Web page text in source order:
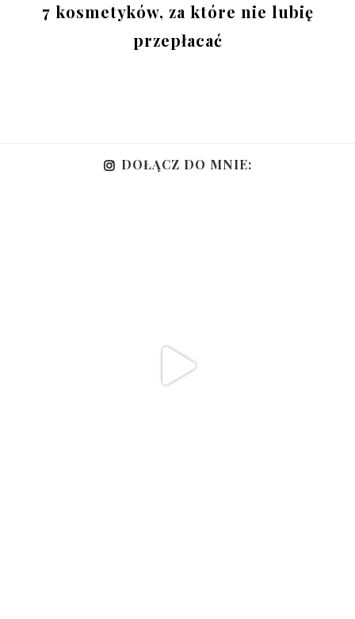
7 kosmetyków, za które nie lubię
przepłacać
DOŁĄCZ DO MNIE: